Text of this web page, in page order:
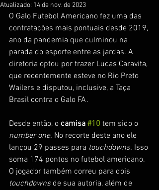
Atualizado: 14 de nov. de 2023
O Galo Futebol Americano fez uma das
contratações mais pontuais desde 2019,
ano da pandemia que culminou na
parada do esporte entre as jardas. A
diretoria optou por trazer Lucas Caravita,
que recentemente esteve no Rio Preto
Wailers e disputou, inclusive, a Taça
Brasil contra o Galo FA.
Desde então, o camisa #10 tem sido o
number one. No recorte deste ano ele
lançou 29 passes para touchdowns. Isso
soma 174 pontos no futebol americano.
O jogador também correu para dois
touchdowns de sua autoria, além de